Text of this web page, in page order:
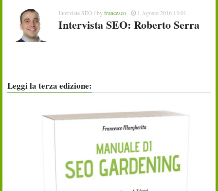
Interviste SEO / by francesco- 1 Agosto 2016 13:01
Intervista SEO: Roberto Serra
Leggi la terza edizione: